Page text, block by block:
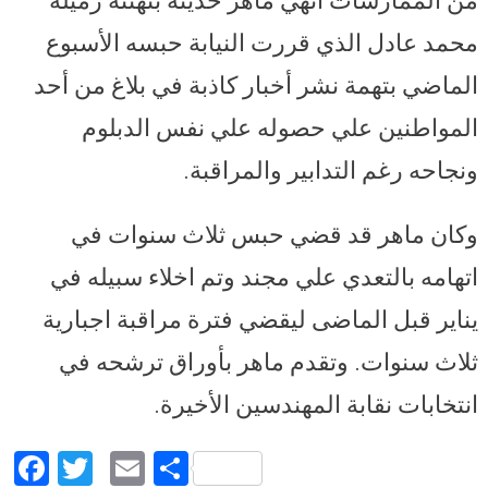
محمد عادل الذي قررت النيابة حبسه الأسبوع
الماضي بتهمة نشر أخبار كاذبة في بلاغ من أحد
المواطنين علي حصوله علي نفس الدبلوم
ونجاحه رغم التدابير والمراقبة.
وكان ماهر قد قضي حبس ثلاث سنوات في
اتهامه بالتعدي علي مجند وتم اخلاء سبيله في
يناير قبل الماضى ليقضي فترة مراقبة اجبارية
ثلاث سنوات. وتقدم ماهر بأوراق ترشحه في
انتخابات نقابة المهندسين الأخيرة.
Facebook
Twitter
EmailShare